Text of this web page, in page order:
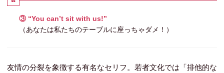
③ “You can’t sit with us!”
（あなたは私たちのテーブルに座っちゃダメ！）
友情の分裂を象徴する有名なセリフ。若者文化では「排他的な